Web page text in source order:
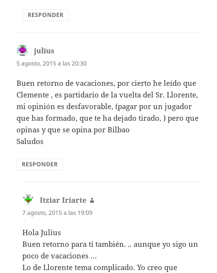
RESPONDER
julius
5 agosto, 2015 a las 20:30
Buen retorno de vacaciones, por cierto he leído que
Clemente , es partidario de la vuelta del Sr. Llorente,
mi opinión es desfavorable, (pagar por un jugador
que has formado, que te ha dejado tirado, ) pero que
opinas y que se opina por Bilbao
Saludos
RESPONDER
Itziar Iriarte
7 agosto, 2015 a las 19:09
Hola Julius
Buen retorno para ti también. .. aunque yo sigo un
poco de vacaciones …
Lo de Llorente tema complicado. Yo creo que